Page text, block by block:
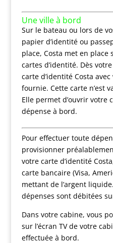
Une ville à bord
Sur le bateau ou lors de
papier d’identité ou
place, Costa met en place
cartes d’identité. Dès
carte d’identité Costa
fournie. Cette carte n’est
Elle permet d’ouvrir votre
dépense à bord.
Pour effectuer toute
provisionner
votre carte d’identité
carte bancaire (Visa,
mettant de l’argent
dépenses sont débitées
Dans votre cabine, vous
sur l’écran TV de votre
effectuée à bord.